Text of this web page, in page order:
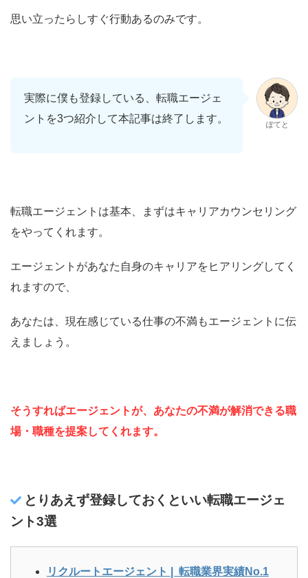
思い立ったらしすぐ行動あるのみです。
実際に僕も登録している、転職エージェ
ントを3つ紹介して本記事は終了します。
ぽてと
転職エージェントは基本、まずはキャリアカウンセリング
をやってくれます。
エージェントがあなた自身のキャリアをヒアリングしてく
れますので、
あなたは、現在感じている仕事の不満もエージェントに伝
えましょう。
そうすればエージェントが、あなたの不満が解消できる職
場・職種を提案してくれます。
とりあえず登録しておくといい転職エージェ
ント3選
リクルートエージェント | 転職業界実績No.1